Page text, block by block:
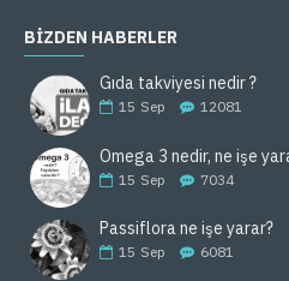
BIZDEN HABERLER
Gıda takviyesi nedir ?
15 Sep 12081
15 Sep 7034
Passiflora ne işe yarar?
15 Sep 6081